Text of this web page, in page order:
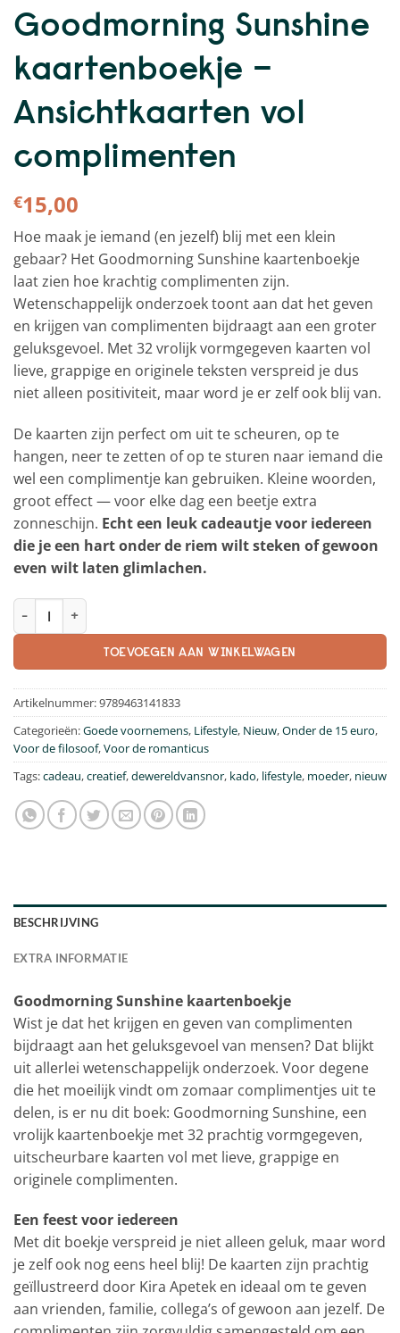
Goodmorning Sunshine
kaartenboekje –
Ansichtkaarten vol
complimenten
€15,00
Hoe maak je iemand (en jezelf) blij met een klein
gebaar? Het Goodmorning Sunshine kaartenboekje
laat zien hoe krachtig complimenten zijn.
Wetenschappelijk onderzoek toont aan dat het geven
en krijgen van complimenten bijdraagt aan een groter
geluksgevoel. Met 32 vrolijk vormgegeven kaarten vol
lieve, grappige en originele teksten verspreid je dus
niet alleen positiviteit, maar word je er zelf ook blij van.
De kaarten zijn perfect om uit te scheuren, op te
hangen, neer te zetten of op te sturen naar iemand die
wel een complimentje kan gebruiken. Kleine woorden,
groot effect — voor elke dag een beetje extra
zonneschijn. Echt een leuk cadeautje voor iedereen
die je een hart onder de riem wilt steken of gewoon
even wilt laten glimlachen.
Goodmorning Sunshine kaartenboekje - Ansichtkaarten vol
TOEVOEGEN AAN WINKELWAGEN
Artikelnummer:9789463141833
Categorieën:Goede voornemens, Lifestyle, Nieuw,Onder de 15 euro,
Voor de filosoof,Voor de romanticus
Tags:cadeau,creatief,dewereldvansnor, kado, lifestyle, moeder, nieuw
BESCHRIJVING
EXTRA INFORMATIE
Goodmorning Sunshine kaartenboekje
Wist je dat het krijgen en geven van complimenten
bijdraagt aan het geluksgevoel van mensen? Dat blijkt
uit allerlei wetenschappelijk onderzoek. Voor degene
die het moeilijk vindt om zomaar complimentjes uit te
delen, is er nu dit boek: Goodmorning Sunshine, een
vrolijk kaartenboekje met 32 prachtig vormgegeven,
uitscheurbare kaarten vol met lieve, grappige en
originele complimenten.
Een feest voor iedereen
Met dit boekje verspreid je niet alleen geluk, maar word
je zelf ook nog eens heel blij! De kaarten zijn prachtig
geïllustreerd door Kira Apetek en ideaal om te geven
aan vrienden, familie, collega’s of gewoon aan jezelf. De